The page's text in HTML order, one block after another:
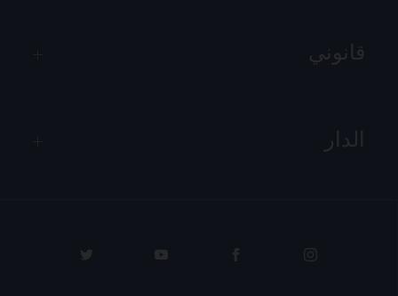
قانوني
الدار